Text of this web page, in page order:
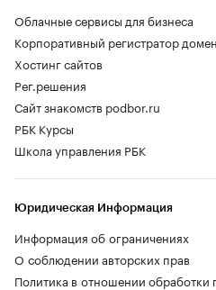
Облачные сервисы для бизнеса
Корпоративный регистратор
Хостинг сайтов
Рег.решения
Сайт знакомств podbor.ru
РБК Курсы
Школа управления РБК
Юридическая Информация
Информация об ограничениях
О соблюдении авторских прав
Политика в отношении обработки